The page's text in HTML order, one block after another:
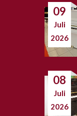
09
Juli
2026
08
Juli
2026